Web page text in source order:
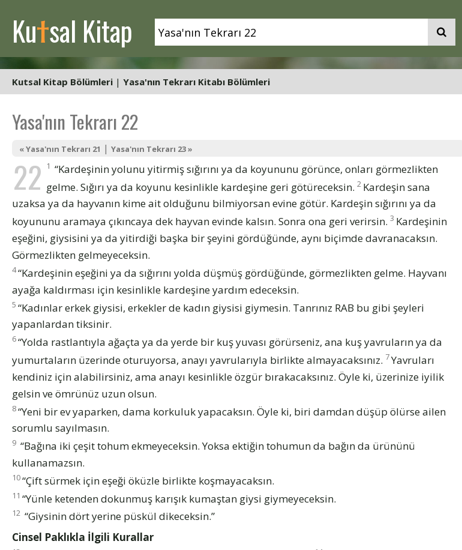
Kutsal Kitap
Kutsal Kitap Bölümleri | Yasa'nın Tekrarı Kitabı Bölümleri
Yasa'nın Tekrarı 22
« Yasa'nın Tekrarı 21 | Yasa'nın Tekrarı 23 »
22 1 “Kardeşinin yolunu yitirmiş sığırını ya da koyununu görünce, onları görmezlikten
gelme. Sığırı ya da koyunu kesinlikle kardeşine geri götüreceksin. 2 Kardeşin sana
uzaksa ya da hayvanın kime ait olduğunu bilmiyorsan evine götür. Kardeşin sığırını ya da
koyununu aramaya çıkıncaya dek hayvan evinde kalsın. Sonra ona geri verirsin. 3 Kardeşinin
eşeğini, giysisini ya da yitirdiği başka bir şeyini gördüğünde, aynı biçimde davranacaksın.
Görmezlikten gelmeyeceksin.
4“Kardeşinin eşeğini ya da sığırını yolda düşmüş gördüğünde, görmezlikten gelme. Hayvanı
ayağa kaldırması için kesinlikle kardeşine yardım edeceksin.
5 “Kadınlar erkek giysisi, erkekler de kadın giysisi giymesin. Tanrınız RAB bu gibi şeyleri
yapanlardan tiksinir.
6“Yolda rastlantıyla ağaçta ya da yerde bir kuş yuvası görürseniz, ana kuş yavruların ya da
yumurtaların üzerinde oturuyorsa, anayı yavrularıyla birlikte almayacaksınız. 7Yavruları
kendiniz için alabilirsiniz, ama anayı kesinlikle özgür bırakacaksınız. Öyle ki, üzerinize iyilik
gelsin ve ömrünüz uzun olsun.
8“Yeni bir ev yaparken, dama korkuluk yapacaksın. Öyle ki, biri damdan düşüp ölürse ailen
sorumlu sayılmasın.
9 “Bağına iki çeşit tohum ekmeyeceksin. Yoksa ektiğin tohumun da bağın da ürününü
kullanamazsın.
10“Çift sürmek için eşeği öküzle birlikte koşmayacaksın.
11 “Yünle ketenden dokunmuş karışık kumaştan giysi giymeyeceksin.
12 “Giysinin dört yerine püskül dikeceksin.”
Cinsel Paklıkla İlgili Kurallar